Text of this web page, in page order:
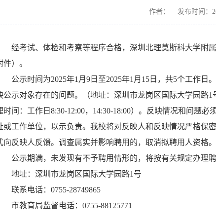
作者： 发布时间：
经考试、体检和考察等程序合格，深圳北理莫斯科大学附
件）。
公示时间为2025年1 月 9 日至2025年1 月 15 日，共5个工作日
公示对象存在的问题。（地址：深圳市龙岗区国际大学园路1
时间：工作日8:30-12:00，14:30-18:00）。反映情况和问题必
或工作单位，以示负责。我校将对反映人和反映情况严格保
向反映人反馈。调查属实并影响聘用的，取消拟聘用人资格。
公示期满，未发现有不予聘用情形的，将按有关规定办理聘
地址：深圳市龙岗区国际大学园路1号
联系电话： 0755-28749865
市教育局监督电话： 0755-88125771